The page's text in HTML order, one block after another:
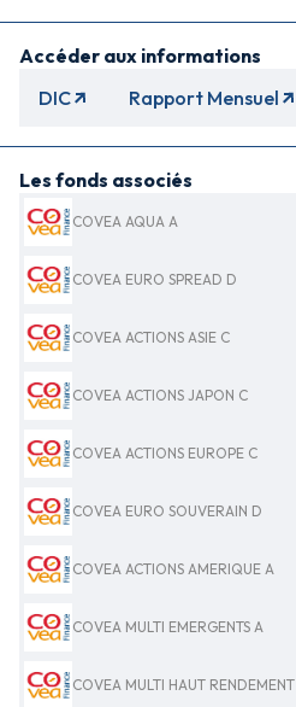
Accéder aux informations
DIC
Rapport Mensuel
Les fonds associés
COVEA AQUA A
COVEA EURO SPREAD D
COVEA ACTIONS ASIE C
COVEA ACTIONS JAPON C
COVEA ACTIONS EUROPE C
COVEA EURO SOUVERAIN D
COVEA ACTIONS AMERIQUE A
COVEA MULTI EMERGENTS A
COVEA MULTI HAUT RENDEMENT